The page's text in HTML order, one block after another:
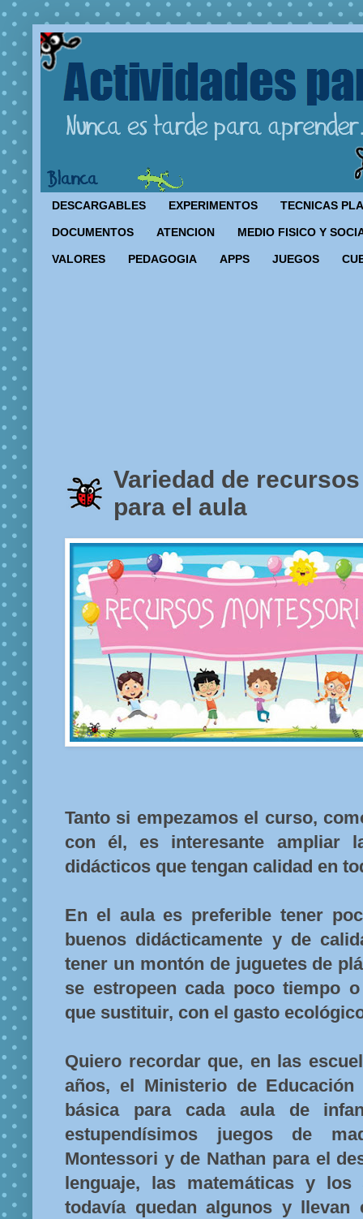
DESCARGABLES EXPERIMENTOS TECNICAS
DOCUMENTOS ATENCION MEDIO FISICO Y
VALORES PEDAGOGIA APPS JUEGOS
Variedad de
para el aula
Tanto si empezamos el curso,
con él, es interesante ampliar
didácticos que tengan calidad en
En el aula es preferible tener
buenos didácticamente y de
tener un montón de juguetes de
se estropeen cada poco tiempo
que sustituir, con el gasto
Quiero recordar que, en las
años, el Ministerio de Educación
básica para cada aula de
estupendísimos juegos de
Montessori y de Nathan para el
lenguaje, las matemáticas y
todavía quedan algunos y